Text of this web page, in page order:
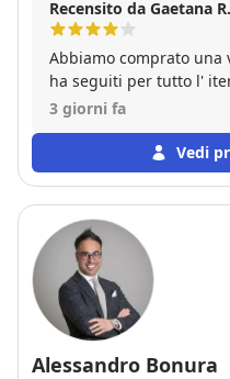
Recensito da Gaetana
Abbiamo comprato una
ha seguiti per tutto l'
Prestigiacomo. La
con noi, lavorando con
tempismo ed una
3 giorni fa
Vedi
Alessandro Bonura